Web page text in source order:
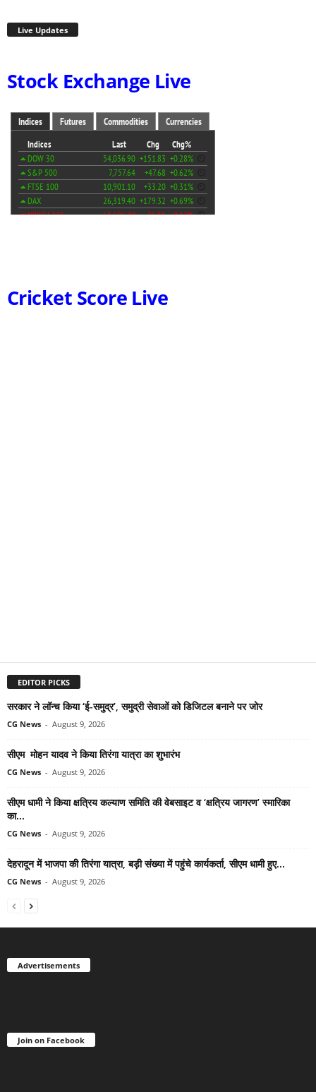
Live Updates
Stock Exchange Live
Cricket Score Live
EDITOR PICKS
सरकार ने लॉन्च किया ‘ई-समुद्र’, समुद्री सेवाओं को डिजिटल बनाने पर जोर
CG News - August 9, 2026
सीएम मोहन यादव ने किया तिरंगा यात्रा का शुभारंभ
CG News - August 9, 2026
सीएम धामी ने किया क्षत्रिय कल्याण समिति की वेबसाइट व ‘क्षत्रिय जागरण’ स्मारिका
का...
CG News - August 9, 2026
देहरादून में भाजपा की तिरंगा यात्रा, बड़ी संख्या में पहुंचे कार्यकर्ता, सीएम धामी हुए...
CG News - August 9, 2026
Advertisements
Join on Facebook